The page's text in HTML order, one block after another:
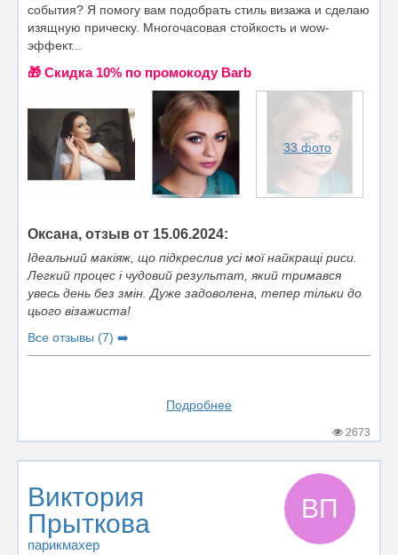
события? Я помогу вам подобрать стиль визажа и сделаю
изящную прическу. Многочасовая стойкость и wow-
эффект...
🎁 Cкидка 10% по промокоду Barb
33 фото
Оксана, отзыв от 15.06.2024:
Ідеальний макіяж, що підкреслив усі мої найкращі риси.
Легкий процес і чудовий результат, який тримався
увесь день без змін. Дуже задоволена, тепер тільки до
цього візажиста!
Все отзывы (7) ➡️
Подробнее
2673
Виктория
Прыткова
парикмахер
ВП